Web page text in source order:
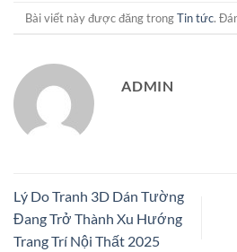
Bài viết này được đăng trongTin tức.
ADMIN
Lý Do Tranh 3D Dán Tường
Đang Trở Thành Xu Hướng
Trang Trí Nội Thất 2025